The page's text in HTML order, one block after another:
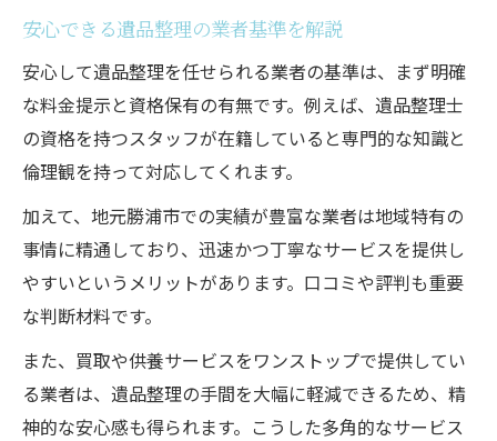
安心できる遺品整理の業者基準を解説
安心して遺品整理を任せられる業者の基準は、まず明確
な料金提示と資格保有の有無です。例えば、遺品整理士
の資格を持つスタッフが在籍していると専門的な知識と
倫理観を持って対応してくれます。
加えて、地元勝浦市での実績が豊富な業者は地域特有の
事情に精通しており、迅速かつ丁寧なサービスを提供し
やすいというメリットがあります。口コミや評判も重要
な判断材料です。
また、買取や供養サービスをワンストップで提供してい
る業者は、遺品整理の手間を大幅に軽減できるため、精
神的な安心感も得られます。こうした多角的なサービス